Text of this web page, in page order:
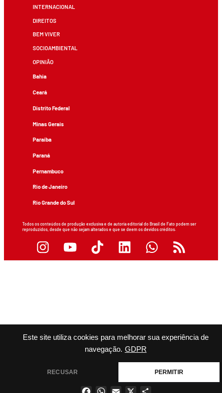
Este site utiliza cookies para melhorar sua experiência de
navegação. GDPR
RECUSAR PERMITIR
INTERNACIONAL
DIREITOS
BEM VIVER
SOCIOAMBIENTAL
OPINIÃO
Bahia
Ceará
Distrito Federal
Minas Gerais
Paraíba
Paraná
Pernambuco
Rio de Janeiro
Rio Grande do Sul
Todos os conteúdos de produção exclusiva e de autoria editorial do Brasil de Fato podem ser
reproduzidos, desde que não sejam alterados e que se deem os devidos créditos.
FacebookWhatsApp
Email